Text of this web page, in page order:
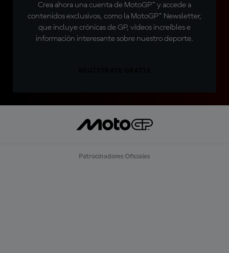
Crea ahora una cuenta de MotoGP™ y accede a
contenidos exclusivos, como la MotoGP™ Newsletter,
que incluye crónicas de GP, vídeos increíbles e
información interesante sobre nuestro deporte.
Patrocinadores Oficiales